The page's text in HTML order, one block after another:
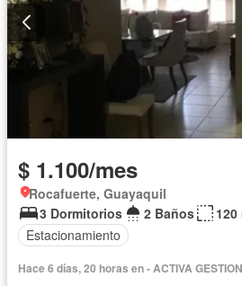
$ 1.100/mes
Rocafuerte, Guayaquil
3 Dormitorios
2 Baños
120
Estacionamiento
Hace 6 días, 20 horas en - ACTIVA